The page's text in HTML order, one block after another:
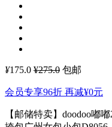
¥175.0 ¥275.0 包邮
会员专享96折 再减¥0元
【邮储特卖】doodoo嘟